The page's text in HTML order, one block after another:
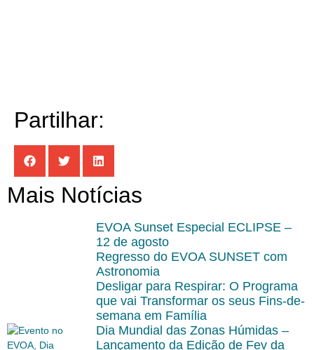
Partilhar:
Mais Notícias
EVOA Sunset Especial ECLIPSE –
12 de agosto
Regresso do EVOA SUNSET com
Astronomia
Desligar para Respirar: O Programa
que vai Transformar os seus Fins-de-
semana em Família
Dia Mundial das Zonas Húmidas –
Lançamento da Edição de Fev da